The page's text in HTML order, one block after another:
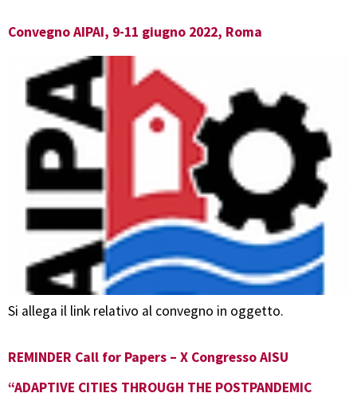
Convegno AIPAI, 9-11 giugno 2022, Roma
Si allega il link relativo al convegno in oggetto.
REMINDER Call for Papers – X Congresso AISU
“ADAPTIVE CITIES THROUGH THE POSTPANDEMIC